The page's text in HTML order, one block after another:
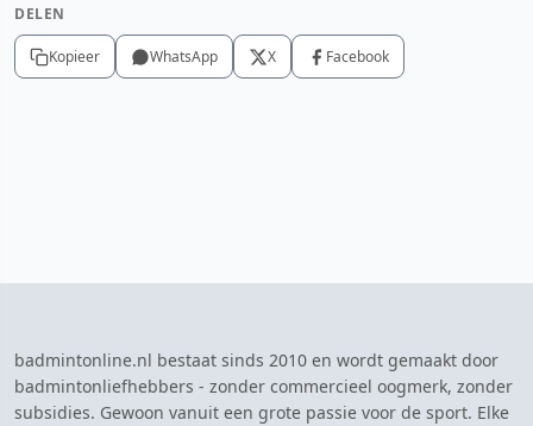
DELEN
Kopieer WhatsApp X Facebook
badmintonline.nl bestaat sinds 2010 en wordt gemaakt door
badmintonliefhebbers - zonder commercieel oogmerk, zonder
subsidies. Gewoon vanuit een grote passie voor de sport. Elke